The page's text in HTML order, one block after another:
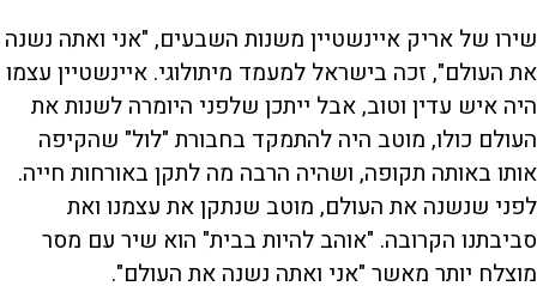
שירו של אריק איינשטיין משנות השבעים, "אני ואתה נשנה
את העולם", זכה בישראל למעמד מיתולוגי. איינשטיין עצמו
היה איש עדין וטוב, אבל ייתכן שלפני היומרה לשנות את
העולם כולו, מוטב היה להתמקד בחבורת "לול" שהקיפה
אותו באותה תקופה, ושהיה הרבה מה לתקן באורחות חייה.
לפני שנשנה את העולם, מוטב שנתקן את עצמנו ואת
סביבתנו הקרובה. "אוהב להיות בבית" הוא שיר עם מסר
מוצלח יותר מאשר "אני ואתה נשנה את העולם".